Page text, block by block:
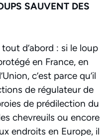
SAUVENT DES
d’abord : si le loup
en France, en
c’est parce qu’il
de régulateur de
de prédilection du
chevreuils ou encore
endroits en Europe, il